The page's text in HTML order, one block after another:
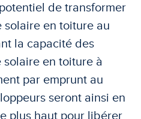
de transformer
solaire en toiture au
la capacité des
solaire en toiture à
par emprunt au
seront ainsi en
plus haut pour libérer